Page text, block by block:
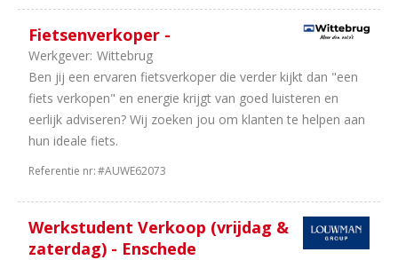
Fietsenverkoper -
Werkgever: Wittebrug
Ben jij een ervaren fietsverkoper die verder kijkt dan "een
fiets verkopen" en energie krijgt van goed luisteren en
eerlijk adviseren? Wij zoeken jou om klanten te helpen aan
hun ideale fiets.
Referentie nr:#AUWE62073
Werkstudent Verkoop (vrijdag &
zaterdag) - Enschede